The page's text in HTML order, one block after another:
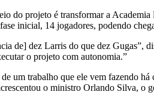
do projeto é transformar a
inicial, 14 jogadores, podendo
de] dez Larris do que dez Gugas”,
o projeto com autonomia.”
um trabalho que ele vem fazendo
o ministro Orlando Silva, o